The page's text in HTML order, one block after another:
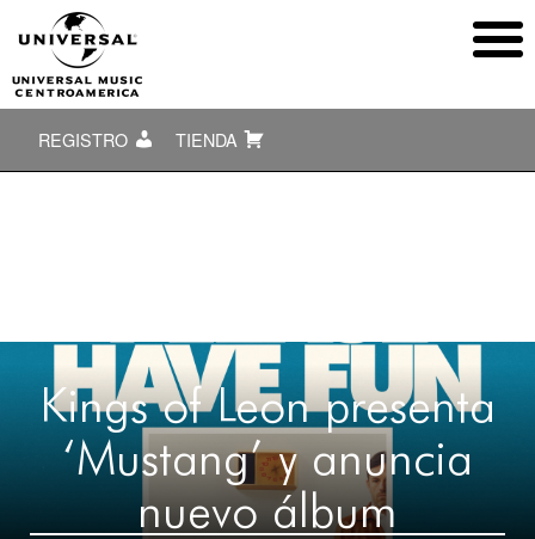
REGISTRO TIENDA
Kings of Leon presenta
‘Mustang’ y anuncia
nuevo álbum